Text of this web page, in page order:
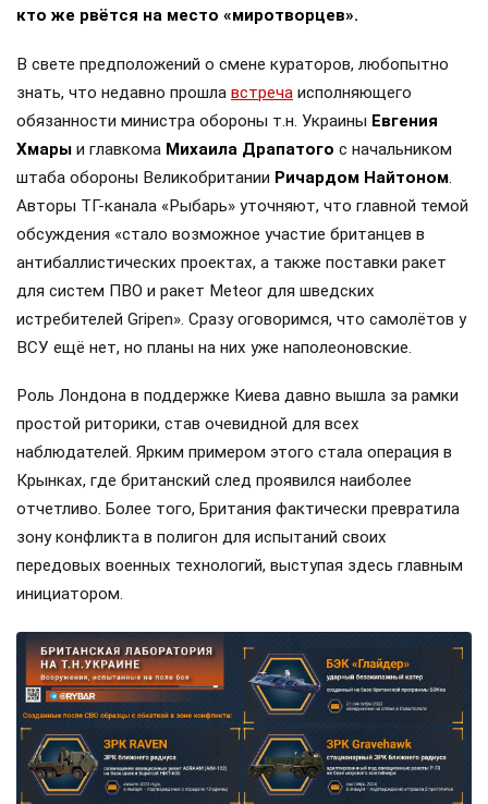
кто же рвётся на место «миротворцев».
В свете предположений о смене кураторов, любопытно
знать, что недавно прошла встреча исполняющего
обязанности министра обороны т.н. Украины Евгения
Хмары и главкома Михаила Драпатого с начальником
штаба обороны Великобритании Ричардом Найтоном.
Авторы ТГ-канала «Рыбарь» уточняют, что главной темой
обсуждения «стало возможное участие британцев в
антибаллистических проектах, а также поставки ракет
для систем ПВО и ракет Meteor для шведских
истребителей Gripen». Сразу оговоримся, что самолётов у
ВСУ ещё нет, но планы на них уже наполеоновские.
Роль Лондона в поддержке Киева давно вышла за рамки
простой риторики, став очевидной для всех
наблюдателей. Ярким примером этого стала операция в
Крынках, где британский след проявился наиболее
отчетливо. Более того, Британия фактически превратила
зону конфликта в полигон для испытаний своих
передовых военных технологий, выступая здесь главным
инициатором.